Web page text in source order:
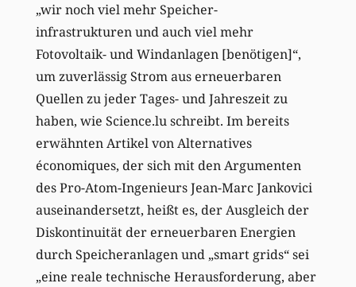
„wir noch viel mehr Speicher-
infrastrukturen und auch viel mehr
Fotovoltaik- und Windanlagen [benötigen]“,
um zuverlässig Strom aus erneuerbaren
Quellen zu jeder Tages- und Jahreszeit zu
haben, wie Science.lu schreibt. Im bereits
erwähnten Artikel von Alternatives
économiques, der sich mit den Argumenten
des Pro-Atom-Ingenieurs Jean-Marc Jankovici
auseinandersetzt, heißt es, der Ausgleich der
Diskontinuität der erneuerbaren Energien
durch Speicheranlagen und „smart grids“ sei
„eine reale technische Herausforderung, aber